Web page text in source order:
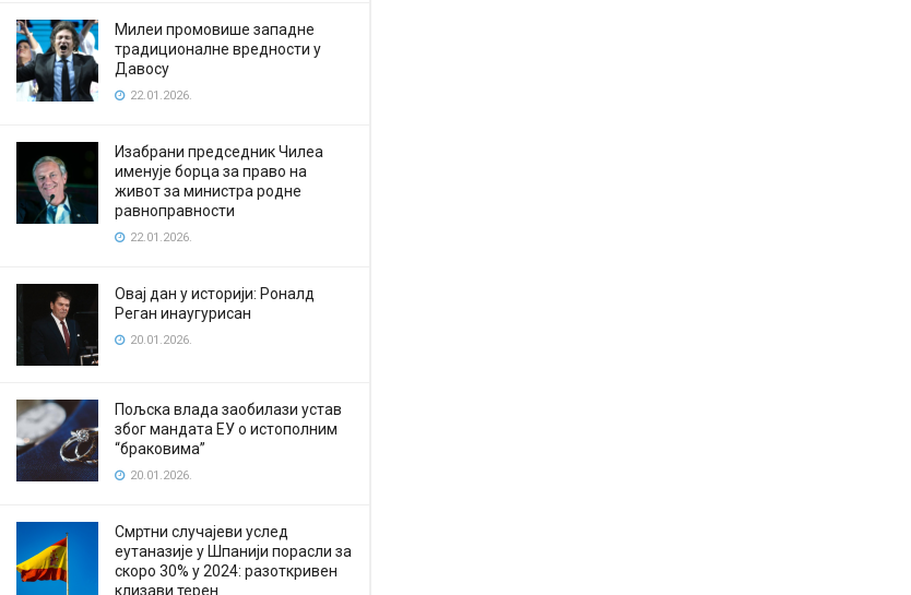
Милеи промовише западне
традиционалне вредности у
Давосу
22.01.2026.
Изабрани председник Чилеа
именује борца за право на
живот за министра родне
равноправности
22.01.2026.
Овај дан у историји: Роналд
Реган инаугурисан
20.01.2026.
Пољска влада заобилази устав
због мандата ЕУ о истополним
“браковима”
20.01.2026.
Смртни случајеви услед
еутаназије у Шпанији порасли за
скоро 30% у 2024: разоткривен
клизави терен